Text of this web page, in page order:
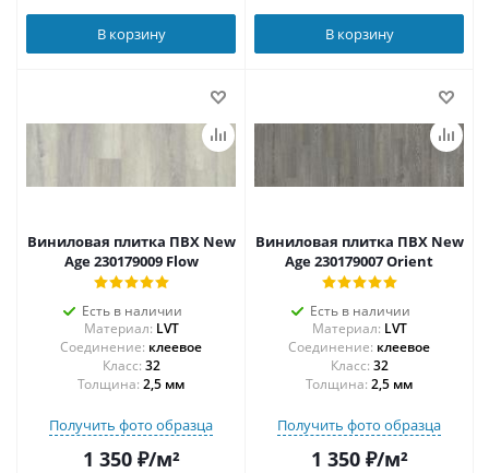
В корзину В корзину
Виниловая плитка ПВХ New
Age 230179009 Flow
Есть в наличии
Материал: LVT
Соединение: клеевое
32
Толщина: 2,5 мм
Получить фото образца
1 350₽/м²
Виниловая плитка ПВХ New
Age 230179007 Orient
Есть в наличии
Материал: LVT
Соединение: клеевое
32
Толщина: 2,5 мм
Получить фото образца
1 350₽/м²